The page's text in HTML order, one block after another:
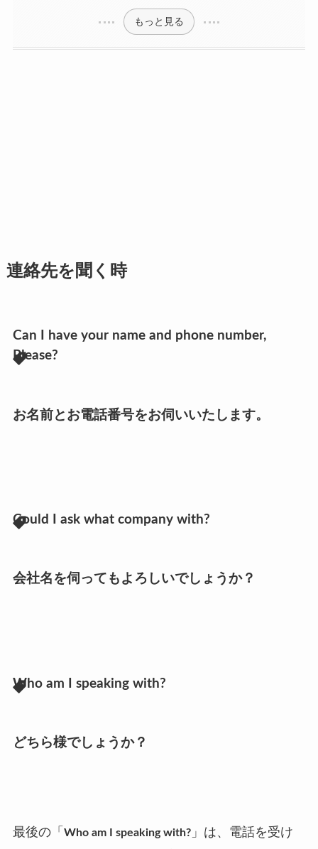
もっと見る
連絡先を聞く時
Can I have your name and phone number,
Please?
お名前とお電話番号をお伺いいたします。
Could I ask what company with?
会社名を伺ってもよろしいでしょうか？
Who am I speaking with?
どちら様でしょうか？
最後の「 Who am I speaking with?」は、電話を受け